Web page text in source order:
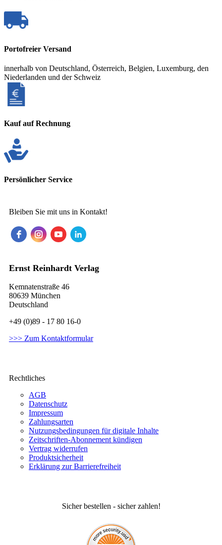
Portofreier Versand
innerhalb von Deutschland, Österreich, Belgien, Luxemburg, den
Niederlanden und der Schweiz
Kauf auf Rechnung
Persönlicher Service
Bleiben Sie mit uns in Kontakt!
Ernst Reinhardt Verlag
Kemnatenstraße 46
80639 München
Deutschland
+49 (0)89 - 17 80 16-0
>>> Zum Kontaktformular
Rechtliches
AGB
Datenschutz
Impressum
Zahlungsarten
Nutzungsbedingungen für digitale Inhalte
Zeitschriften-Abonnement kündigen
Vertrag widerrufen
Produktsicherheit
Erklärung zur Barrierefreiheit
Sicher bestellen - sicher zahlen!